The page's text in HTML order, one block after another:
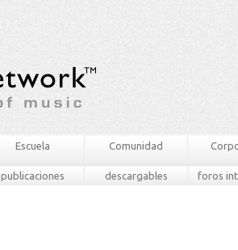
Escuela Comunidad
publicaciones descargables foros